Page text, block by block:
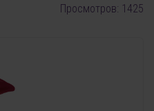
Просмотров: 1425